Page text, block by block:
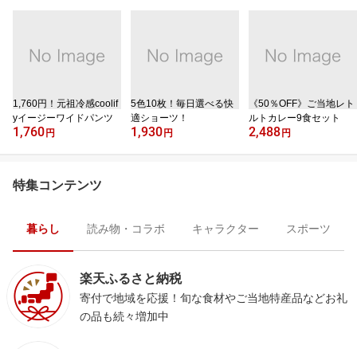
1,760円！元祖冷感coolif
yイージーワイドパンツ
1,760 円
5色10枚！毎日選べる快
適ショーツ！
1,930 円
《50％OFF》ご当地レト
ルトカレー9食セット
2,488 円
特集コンテンツ
暮らし 読み物・コラボ キャラクター スポーツ
楽天ふるさと納税
寄付で地域を応援！旬な食材やご当地特産品などお礼
の品も続々増加中